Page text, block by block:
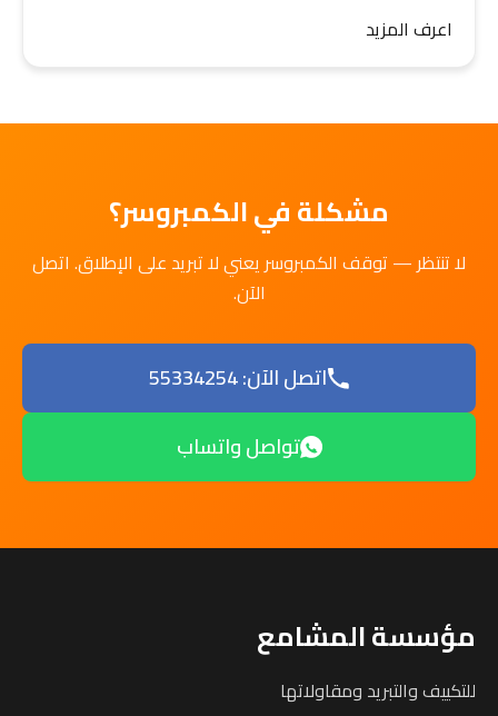
اعرف المزيد
مشكلة في الكمبروسر؟
لا تنتظر — توقف الكمبروسر يعني لا تبريد على الإطلاق. اتصل
الآن.
اتصل الآن: 55334254
تواصل واتساب
مؤسسة المشامع
للتكييف والتبريد ومقاولاتها